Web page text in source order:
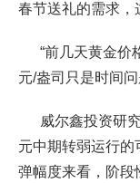
春节送礼的需求，
“前几天黄金价
元/盎司只是时间问
威尔鑫投资研
元中期转弱运行的
弹幅度来看，阶段